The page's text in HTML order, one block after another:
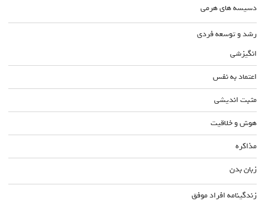
دسیسه های هرمی
رشد و توسعه فردی
انگیزشی
اعتماد به نفس
مثبت اندیشی
هوش و خلاقیت
مذاکره
زبان بدن
زندگینامه افراد موفق